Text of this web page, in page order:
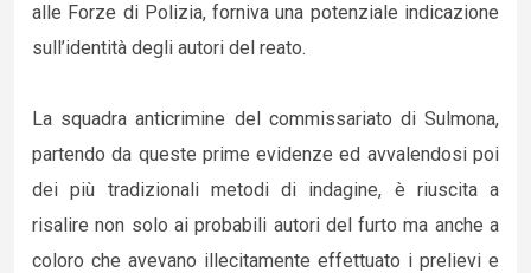
alle Forze di Polizia, forniva una potenziale indicazione
sull’identità degli autori del reato.
La squadra anticrimine del commissariato di Sulmona,
partendo da queste prime evidenze ed avvalendosi poi
dei più tradizionali metodi di indagine, è riuscita a
risalire non solo ai probabili autori del furto ma anche a
coloro che avevano illecitamente effettuato i prelievi e